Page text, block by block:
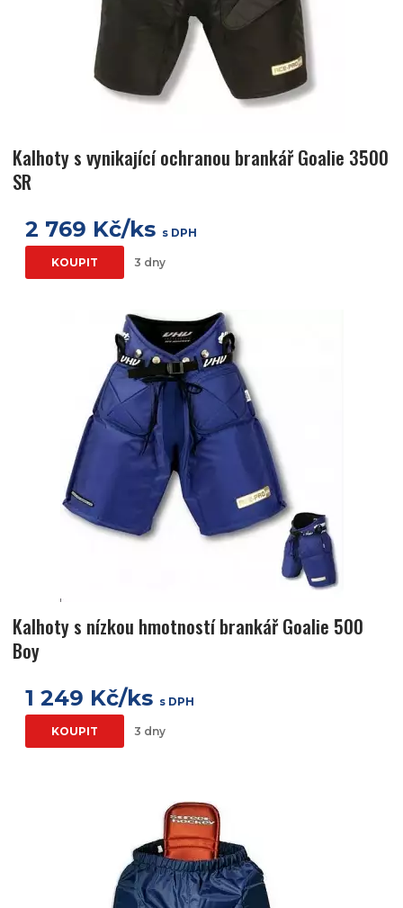
Kalhoty s vynikající ochranou brankář Goalie 3500
SR
2 769 Kč/ks s DPH
KOUPIT 3 dny
Kalhoty s nízkou hmotností brankář Goalie 500
Boy
1 249 Kč/ks s DPH
KOUPIT 3 dny